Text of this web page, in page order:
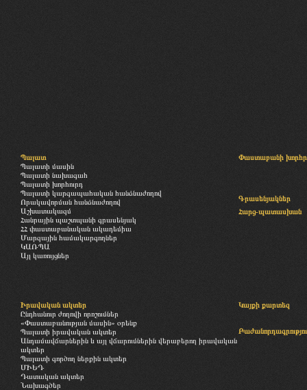
Պալատ
Պալատի մասին
Պալատի նախագահ
Պալատի խորհուրդ
Պալատի կարգապահական հանձնաժողով
Որակավորման հանձնաժողով
Աշխատակազմ
Հանրային պաշտպանի գրասենյակ
ՀՀ փաստաբանական ակադեմիա
Մարզային համակարգողներ
ԿԱՌՊԱ
Այլ կառույցներ
Փաստաբանի
Գրասենյակներ
Հարց-պատասխան
Իրավական ակտեր
Ընդհանուր ժողովի որոշումներ
«Փաստաբանության մասին» օրենք
Պալատի իրավական ակտեր
Անդամավճարներին և այլ վճարումներին վերաբերող իրավական
ակտեր
Պալատի գործող ներքին ակտեր
ՄԻԵԴ
Դատական ակտեր
Նախագծեր
Կայքի քարտեզ